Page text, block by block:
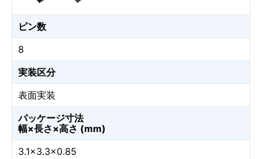
ピン数
8
実装区分
表面実装
パッケージ寸法
幅×長さ×高さ (mm)
3.1×3.3×0.85